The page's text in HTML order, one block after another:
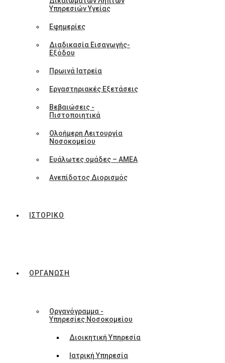
Υπηρεσιών Υγείας
Εφημερίες
Διαδικασία Εισαγωγής-
Εξόδου
Πρωινά Ιατρεία
Εργαστηριακές Εξετάσεις
Βεβαιώσεις -
Πιστοποιητικά
Ολοήμερη Λειτουργία
Νοσοκομείου
Ευάλωτες ομάδες – ΑΜΕΑ
Ανεπίδοτος Διορισμός
ΙΣΤΟΡΙΚΟ
ΟΡΓΑΝΩΣΗ
Οργανόγραμμα -
Υπηρεσίες Νοσοκομείου
Διοικητική Υπηρεσία
Ιατρική Υπηρεσία